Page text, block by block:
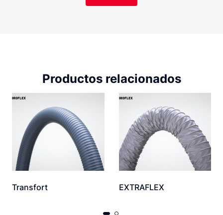
Productos relacionados
Transfort EXTRAFLEX